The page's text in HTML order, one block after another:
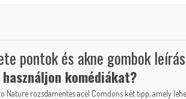
pontok és akne gombok
komédiákat?
Nature rozsdamentes acél Comdons két tipp, amely